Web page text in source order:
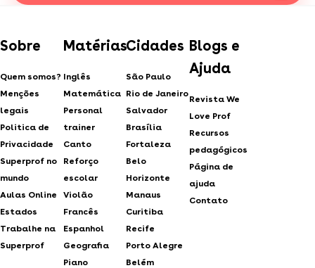
Sobre
Quem somos?
Menções
legais
Politica de
Privacidade
Superprof no
mundo
Aulas Online
Estados
Trabalhe na
Superprof
Matérias
Inglês
Matemática
Personal
trainer
Canto
Reforço
escolar
Violão
Francês
Espanhol
Geografia
Piano
Cidades
São Paulo
Rio de Janeiro
Salvador
Brasília
Fortaleza
Belo
Horizonte
Manaus
Curitiba
Recife
Porto Alegre
Belém
Blogs e
Ajuda
Revista We
Love Prof
Recursos
pedagógicos
Página de
ajuda
Contato